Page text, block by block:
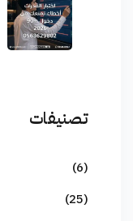
تصنيفات
(6)
(25)